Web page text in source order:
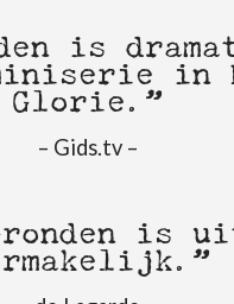
is
in
Glorie.”
– Gids.tv –
is